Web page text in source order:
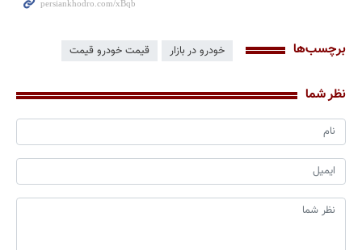
برچسب‌ها خودرو در بازار قیمت خودرو قیمت
نظر شما